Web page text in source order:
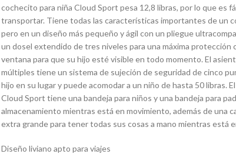
cochecito para niña Cloud Sport pesa 12,8 libras, por lo que es
transportar. Tiene todas las características importantes de un
pero en un diseño más pequeño y ágil con un pliegue
un dosel extendido de tres niveles para una máxima protección
ventana para que su hijo esté visible en todo momento. El
múltiples tiene un sistema de sujeción de seguridad de cinco
hijo en su lugar y puede acomodar a un niño de hasta 50 libras.
Cloud Sport tiene una bandeja para niños y una bandeja para
almacenamiento mientras está en movimiento, además de una
extra grande para tener todas sus cosas a mano mientras está
Diseño liviano apto para viajes